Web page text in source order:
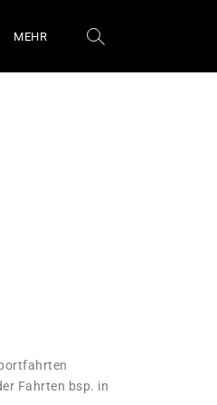
MEHR
Fahrten bsp. in